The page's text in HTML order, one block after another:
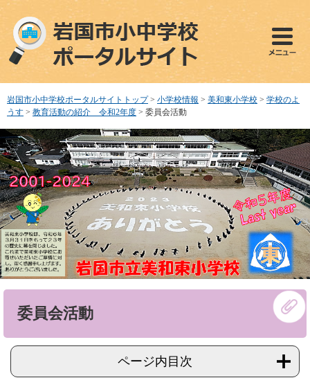
ペ
で
す
メ
ば
し
本
文
へ
岩国市小中学校ポータルサイトトップ > 小学校情報 > 美和東小学校 > 学校のよ
うす > 教育活動の紹介 令和2年度 > 委員会活動
委員会活動
ページ内目次